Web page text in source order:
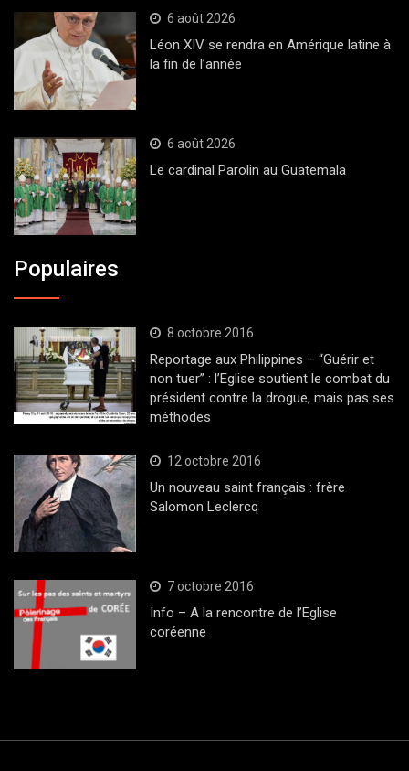
6 août 2026
Léon XIV se rendra en Amérique latine à
la fin de l’année
6 août 2026
Le cardinal Parolin au Guatemala
Populaires
8 octobre 2016
Reportage aux Philippines – “Guérir et
non tuer” : l’Eglise soutient le combat du
président contre la drogue, mais pas ses
méthodes
12 octobre 2016
Un nouveau saint français : frère
Salomon Leclercq
7 octobre 2016
Info – A la rencontre de l’Eglise
coréenne